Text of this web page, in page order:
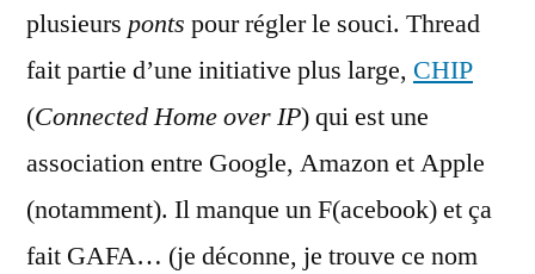
plusieurs ponts pour régler le souci. Thread
fait partie d’une initiative plus large, CHIP
(Connected Home over IP) qui est une
association entre Google, Amazon et Apple
(notamment). Il manque un F(acebook) et ça
fait GAFA… (je déconne, je trouve ce nom